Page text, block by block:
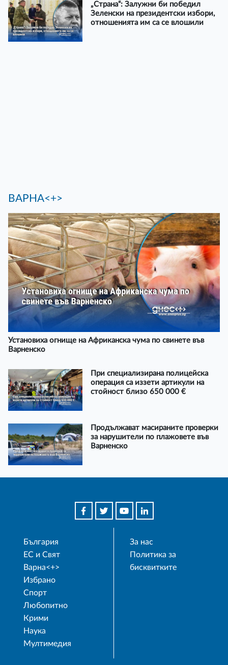
„Страна“: Залужни би победил
Зеленски на президентски избори,
отношенията им са се влошили
ВАРНА<+>
Установиха огнище на Африканска чума по свинете във
Варненско
При специализирана полицейска
операция са иззети артикули на
стойност близо 650 000 €
Продължават масираните проверки
за нарушители по плажовете във
Варненско
България
ЕС и Свят
Варна<+>
Избрано
Спорт
Любопитно
Крими
Наука
Мултимедия
За нас
Политика за
бисквитките